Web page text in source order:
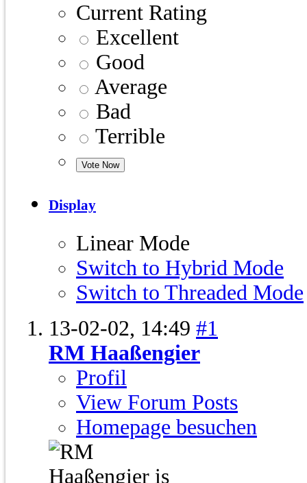
Current Rating
Excellent
Good
Average
Bad
Terrible
Display
Linear Mode
Switch to Hybrid Mode
Switch to Threaded Mode
13-02-02, 14:49 #1
RM Haaßengier
Profil
View Forum Posts
Homepage besuchen